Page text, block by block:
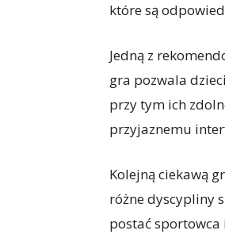
które są
Jedną z
gra pozwala
przy tym ich
przyjaznemu
Kolejną ciekawą
różne dyscypliny
postać